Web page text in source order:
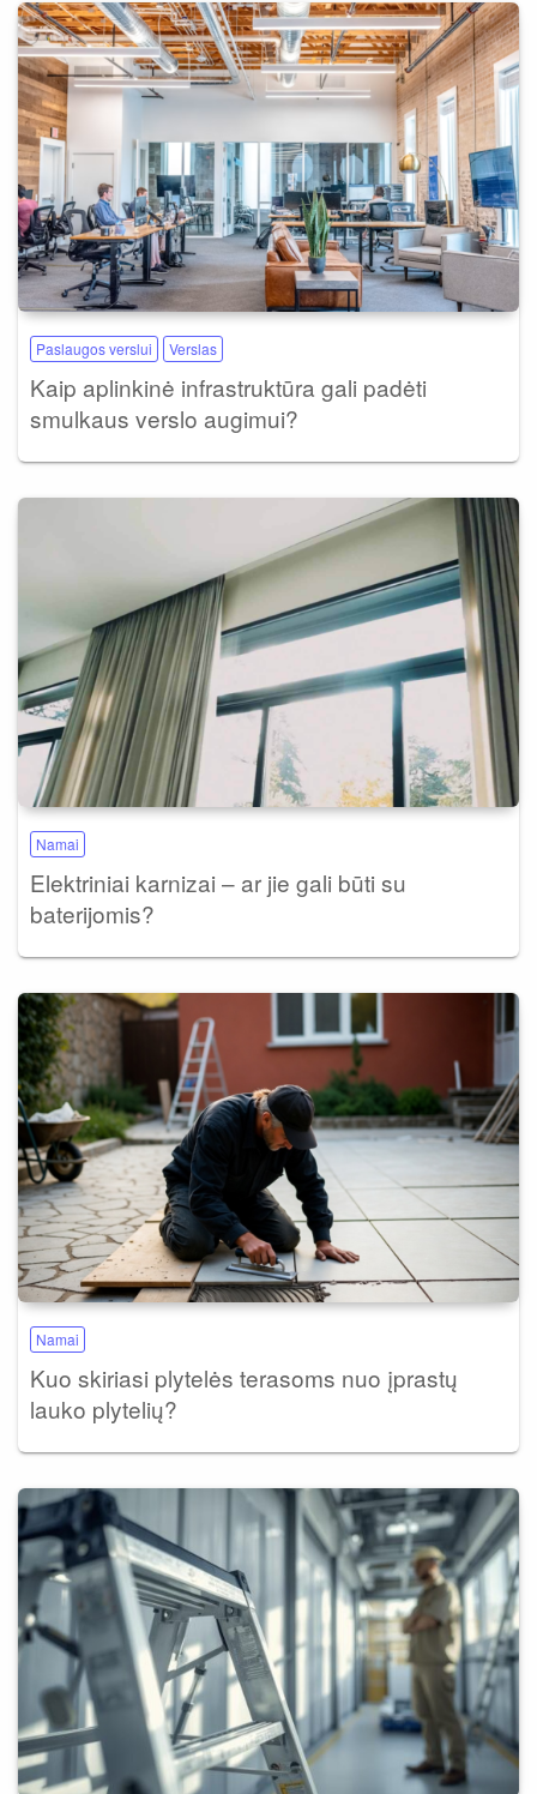
Paslaugos verslui Verslas
Kaip aplinkinė infrastruktūra gali padėti
smulkaus verslo augimui?
Namai
Elektriniai karnizai – ar jie gali būti su
baterijomis?
Namai
Kuo skiriasi plytelės terasoms nuo įprastų
lauko plytelių?